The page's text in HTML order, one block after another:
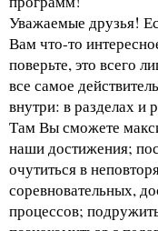
Уважаемые друзья!
Вам что-то
поверьте, это всего
все самое
внутри: в разделах и
Там Вы сможете
наши достижения;
очутиться в
соревновательных,
процессов;